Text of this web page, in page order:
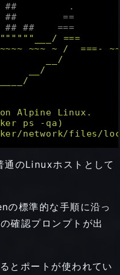
##         .
##        ==
## ##    ===
"" "" "___/ ===
~~~ ~ /  ===-
__/
__/
on Alpine Linux.
ps -qa)
通のLinuxホストとして
の標準的な手順に沿っ
確認プロンプトが出
とポートが使われてい